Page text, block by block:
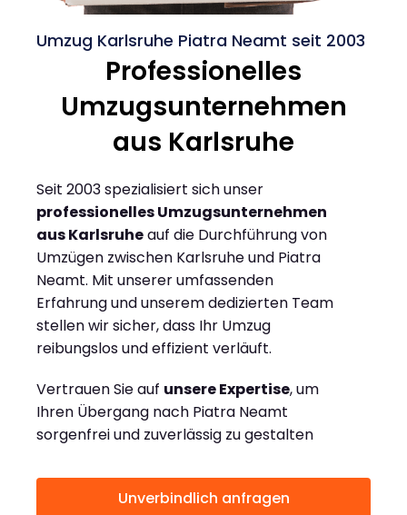
Umzug Karlsruhe Piatra Neamt seit 2003
Professionelles
Umzugsunternehmen
aus Karlsruhe
Seit 2003 spezialisiert sich unser
professionelles Umzugsunternehmen
aus Karlsruheauf die Durchführung von
Umzügen zwischen Karlsruhe und Piatra
Neamt. Mit unserer umfassenden
Erfahrung und unserem dedizierten Team
stellen wir sicher, dass Ihr Umzug
reibungslos und effizient verläuft.
Vertrauen Sie auf unsere Expertise, um
Ihren Übergang nach Piatra Neamt
sorgenfrei und zuverlässig zu gestalten
Unverbindlich anfragen